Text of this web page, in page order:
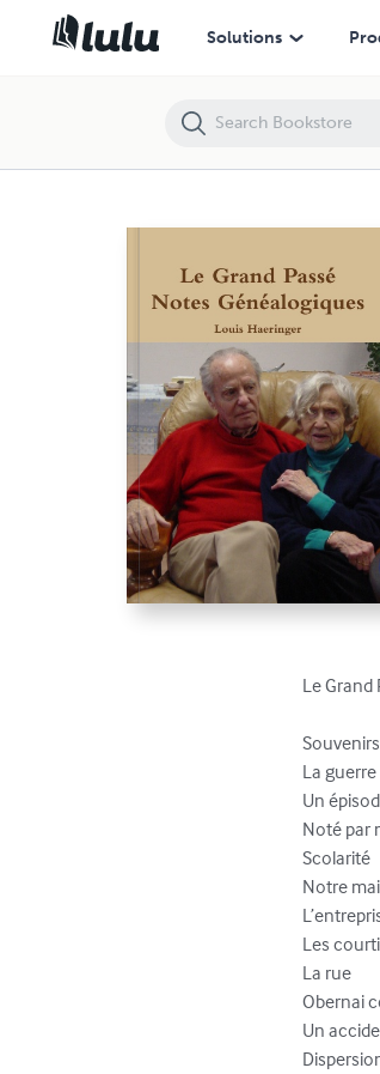
Solutions
Le Grand
Souvenirs
La guerre
Un
Noté par
Scolarité											14
Notre maison
L’entreprise
Les courtiers
La rue											23
Obernai
Un accident
Dispersion de
Le Grand Passé